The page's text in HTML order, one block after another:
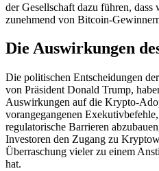
der Gesellschaft dazu führen,
zunehmend von Bitcoin-
Die Auswirkungen
Die politischen Entscheidungen
von Präsident Donald Trump,
Auswirkungen auf die Krypto-
vorangegangenen
regulatorische Barrieren
Investoren den Zugang zu
Überraschung vieler zu einem
hat.